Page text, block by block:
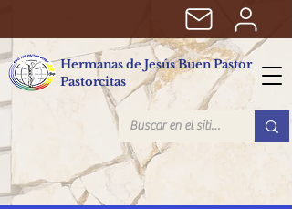
Hermanas de Jesús Buen Pastor
Pastorcitas